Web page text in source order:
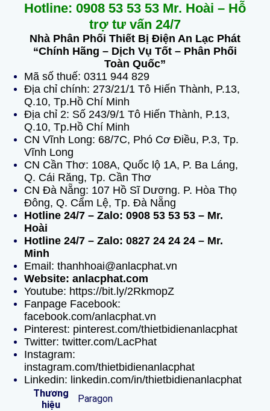
Hotline: 0908 53 53 53 Mr. Hoài – Hỗ
trợ tư vấn 24/7
Nhà Phân Phối Thiết Bị Điện An Lạc Phát
“Chính Hãng – Dịch Vụ Tốt – Phân Phối
Toàn Quốc”
Mã số thuế: 0311 944 829
Địa chỉ chính: 273/21/1 Tô Hiến Thành, P.13,
Q.10, Tp.Hồ Chí Minh
Địa chỉ 2: Số 243/9/1 Tô Hiến Thành, P.13,
Q.10, Tp.Hồ Chí Minh
CN Vĩnh Long: 68/7C, Phó Cơ Điều, P.3, Tp.
Vĩnh Long
CN Cần Thơ: 108A, Quốc lộ 1A, P. Ba Láng,
Q. Cái Răng, Tp. Cần Thơ
CN Đà Nẵng: 107 Hồ Sĩ Dương. P. Hòa Thọ
Đông, Q. Cẩm Lệ, Tp. Đà Nẵng
Hotline 24/7 – Zalo: 0908 53 53 53 – Mr.
Hoài
Hotline 24/7 – Zalo: 0827 24 24 24 – Mr.
Minh
Email: thanhhoai@anlacphat.vn
Website: anlacphat.com
Youtube: https://bit.ly/2RkmopZ
Fanpage Facebook:
facebook.com/anlacphat.vn
Pinterest: pinterest.com/thietbidienanlacphat
Twitter: twitter.com/LacPhat
Instagram:
instagram.com/thietbidienanlacphat
Linkedin: linkedin.com/in/thietbidienanlacphat
Thương
hiệu
Paragon